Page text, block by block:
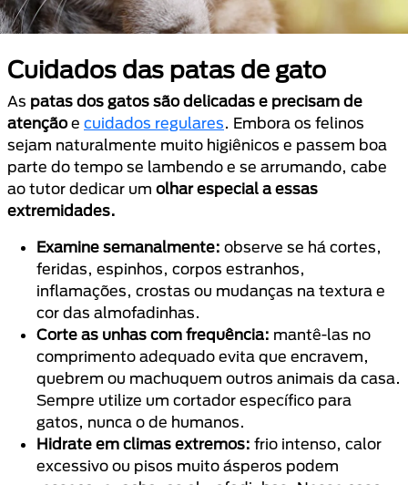
Cuidados das patas de gato
As patas dos gatos são delicadas e precisam de
atençãoe cuidados regulares. Embora os felinos
sejam naturalmente muito higiênicos e passem boa
parte do tempo se lambendo e se arrumando, cabe
ao tutor dedicar um olhar especial a essas
extremidades.
Examine semanalmente: observe se há cortes,
feridas, espinhos, corpos estranhos,
inflamações, crostas ou mudanças na textura e
cor das almofadinhas.
Corte as unhas com frequência: mantê-las no
comprimento adequado evita que encravem,
quebrem ou machuquem outros animais da casa.
Sempre utilize um cortador específico para
gatos, nunca o de humanos.
Hidrate em climas extremos: frio intenso, calor
excessivo ou pisos muito ásperos podem